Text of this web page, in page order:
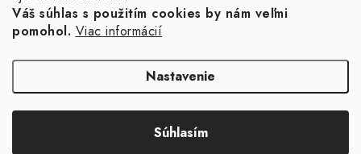
Váš súhlas s použitím cookies by nám veľmi
pomohol. Viac informácií
Nastavenie
Súhlasím
Náušnice
Prstene
Náramky
Informácie pre vás
. Všetky práva vyhradené.